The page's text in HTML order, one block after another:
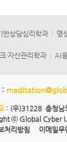
반상담심리학과 명
·자산관리학과 AI
:
: (우)31228 충청남
ⓒ Global Cyber
처리방침
이메일무